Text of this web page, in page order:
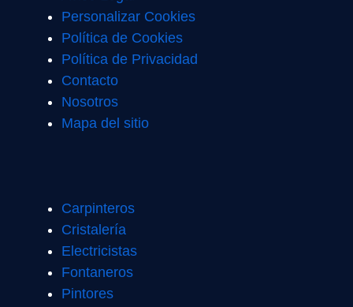
Personalizar Cookies
Política de Cookies
Política de Privacidad
Contacto
Nosotros
Mapa del sitio
Carpinteros
Cristalería
Electricistas
Fontaneros
Pintores